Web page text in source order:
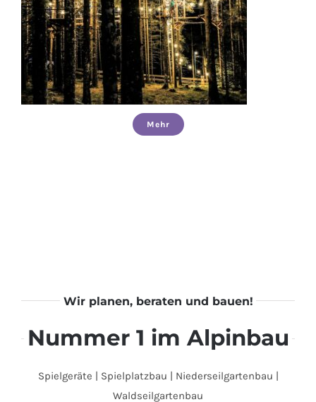
Mehr
Wir planen, beraten und bauen!
Nummer 1 im Alpinbau
Spielgeräte | Spielplatzbau | Niederseilgartenbau |
Waldseilgartenbau